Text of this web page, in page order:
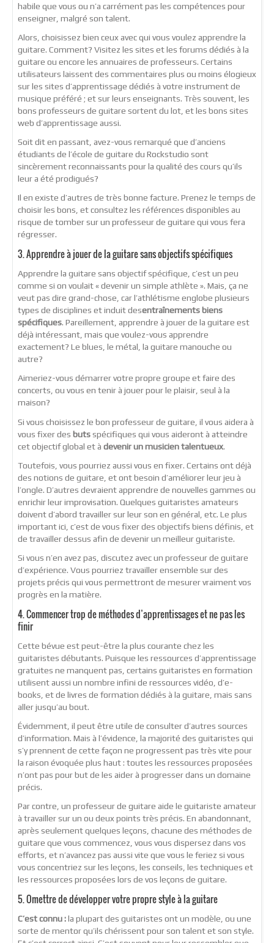
habile que vous ou n’a carrément pas les compétences pour
enseigner, malgré son talent.
Alors, choisissez bien ceux avec qui vous voulez apprendre la
guitare. Comment? Visitez les sites et les forums dédiés à la
guitare ou encore les annuaires de professeurs. Certains
utilisateurs laissent des commentaires plus ou moins élogieux
sur les sites d’apprentissage dédiés à votre instrument de
musique préféré ; et sur leurs enseignants. Très souvent, les
bons professeurs de guitare sortent du lot, et les bons sites
web d’apprentissage aussi.
Soit dit en passant, avez-vous remarqué que d’anciens
étudiants de l’école de guitare du Rockstudio sont
sincèrement reconnaissants pour la qualité des cours qu’ils
leur a été prodigués?
Il en existe d’autres de très bonne facture. Prenez le temps de
choisir les bons, et consultez les références disponibles au
risque de tomber sur un professeur de guitare qui vous fera
régresser.
3. Apprendre à jouer de la guitare sans objectifs spécifiques
Apprendre la guitare sans objectif spécifique, c’est un peu
comme si on voulait « devenir un simple athlète ». Mais, ça ne
veut pas dire grand-chose, car l’athlétisme englobe plusieurs
types de disciplines et induit desentraînements biens
spécifiques. Pareillement, apprendre à jouer de la guitare est
déjà intéressant, mais que voulez-vous apprendre
exactement? Le blues, le métal, la guitare manouche ou
autre?
Aimeriez-vous démarrer votre propre groupe et faire des
concerts, ou vous en tenir à jouer pour le plaisir, seul à la
maison?
Si vous choisissez le bon professeur de guitare, il vous aidera à
vous fixer des butsspécifiques qui vous aideront à atteindre
cet objectif global et à devenir un musicien talentueux.
Toutefois, vous pourriez aussi vous en fixer. Certains ont déjà
des notions de guitare, et ont besoin d’améliorer leur jeu à
l’ongle. D’autres devraient apprendre de nouvelles gammes ou
enrichir leur improvisation. Quelques guitaristes amateurs
doivent d’abord travailler sur leur son en général, etc. Le plus
important ici, c’est de vous fixer des objectifs biens définis, et
de travailler dessus afin de devenir un meilleur guitariste.
Si vous n’en avez pas, discutez avec un professeur de guitare
d’expérience. Vous pourriez travailler ensemble sur des
projets précis qui vous permettront de mesurer vraiment vos
progrès en la matière.
4. Commencer trop de méthodes d’apprentissages et ne pas les
finir
Cette bévue est peut-être la plus courante chez les
guitaristes débutants. Puisque les ressources d’apprentissage
gratuites ne manquent pas, certains guitaristes en formation
utilisent aussi un nombre infini de ressources vidéo, d’e-
books, et de livres de formation dédiés à la guitare, mais sans
aller jusqu’au bout.
Évidemment, il peut être utile de consulter d’autres sources
d’information. Mais à l’évidence, la majorité des guitaristes qui
s’y prennent de cette façon ne progressent pas très vite pour
la raison évoquée plus haut : toutes les ressources proposées
n’ont pas pour but de les aider à progresser dans un domaine
précis.
Par contre, un professeur de guitare aide le guitariste amateur
à travailler sur un ou deux points très précis. En abandonnant,
après seulement quelques leçons, chacune des méthodes de
guitare que vous commencez, vous vous dispersez dans vos
efforts, et n’avancez pas aussi vite que vous le feriez si vous
vous concentriez sur les leçons, les conseils, les techniques et
les ressources proposées lors de vos leçons de guitare.
5. Omettre de développer votre propre style à la guitare
C’est connu :la plupart des guitaristes ont un modèle, ou une
sorte de mentor qu’ils chérissent pour son talent et son style.